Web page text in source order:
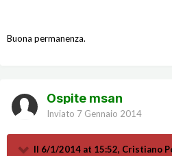
Buona permanenza.
Ospite msan
Inviato 7 Gennaio 2014
Il 6/1/2014 at 15:52, Cristiano